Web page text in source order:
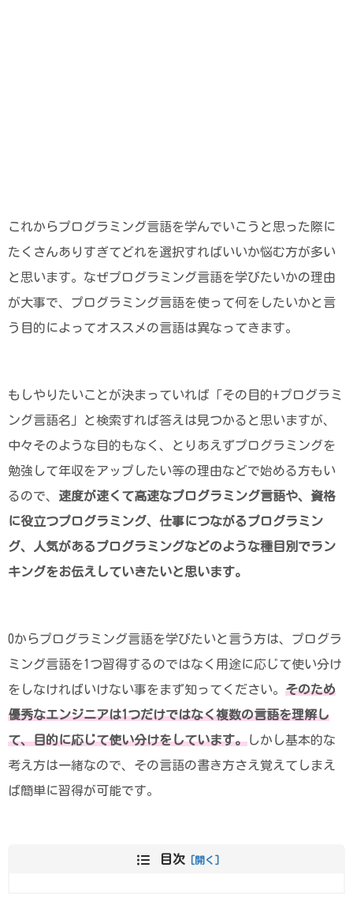
これからプログラミング言語を学んでいこうと思った際に
たくさんありすぎてどれを選択すればいいか悩む方が多い
と思います。なぜプログラミング言語を学びたいかの理由
が大事で、プログラミング言語を使って何をしたいかと言
う目的によってオススメの言語は異なってきます。
もしやりたいことが決まっていれば「その目的+プログラミ
ング言語名」と検索すれば答えは見つかると思いますが、
中々そのような目的もなく、とりあえずプログラミングを
勉強して年収をアップしたい等の理由などで始める方もい
るので、 速度が速くて高速なプログラミング言語や、資格
に役立つプログラミング、仕事につながるプログラミン
グ、人気があるプログラミングなどのような種目別でラン
キングをお伝えしていきたいと思います。
0からプログラミング言語を学びたいと言う方は、プログラ
ミング言語を1つ習得するのではなく用途に応じて使い分け
をしなければいけない事をまず知ってください。 そのため
優秀なエンジニアは1つだけではなく複数の言語を理解し
て、目的に応じて使い分けをしています。しかし基本的な
考え方は一緒なので、その言語の書き方さえ覚えてしまえ
ば簡単に習得が可能です。
目次